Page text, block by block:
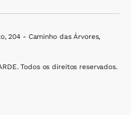
204 - Caminho das Árvores,
Todos os direitos reservados.